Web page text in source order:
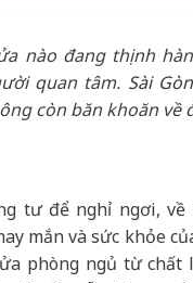
nào đang thịnh
quan tâm. Sài
còn băn khoăn về
tư để nghỉ ngơi,
mắn và sức khỏe
phòng ngủ từ